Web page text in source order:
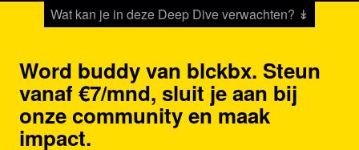
Wat kan je in deze Deep Dive verwachten? ↡
Word buddy van blckbx. Steun
vanaf €7/mnd, sluit je aan bij
onze community en maak
impact.